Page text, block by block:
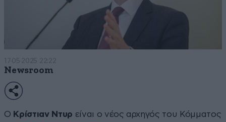
17·05·2025 22:22
Newsroom
Ο Κρίστιαν Ντυρ είναι ο νέος αρχηγός του Κόμματος